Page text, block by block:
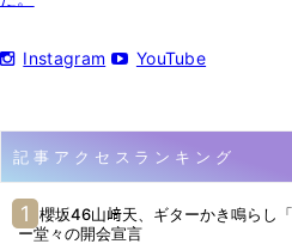
Instagram YouTube
記事アクセスランキング
櫻坂46山﨑天、ギターかき鳴らし
ー堂々の開会宣言